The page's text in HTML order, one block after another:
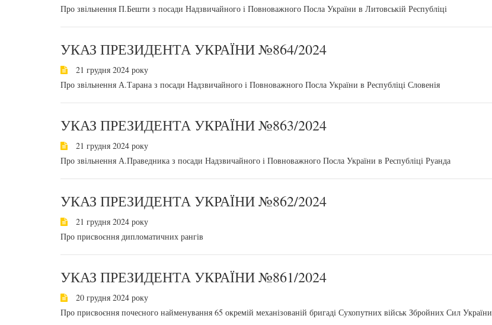
Про звільнення П.Бешти з посади Надзвичайного і Повноважного Посла України в Литовській Республіці
УКАЗ ПРЕЗИДЕНТА УКРАЇНИ №864/2024
21 грудня 2024 року
Про звільнення А.Тарана з посади Надзвичайного і Повноважного Посла України в Республіці Словенія
УКАЗ ПРЕЗИДЕНТА УКРАЇНИ №863/2024
21 грудня 2024 року
Про звільнення А.Праведника з посади Надзвичайного і Повноважного Посла України в Республіці Руанда
УКАЗ ПРЕЗИДЕНТА УКРАЇНИ №862/2024
21 грудня 2024 року
Про присвоєння дипломатичних рангів
УКАЗ ПРЕЗИДЕНТА УКРАЇНИ №861/2024
20 грудня 2024 року
Про присвоєння почесного найменування 65 окремій механізованій бригаді Сухопутних військ Збройних Сил України